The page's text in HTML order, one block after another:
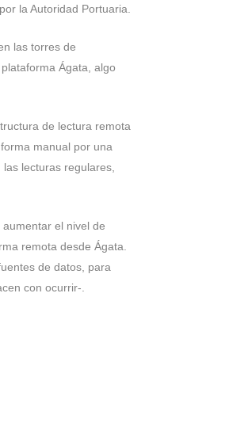
la Autoridad Portuaria.
las torres de
Ágata, algo
de lectura remota
manual por una
lecturas regulares,
el nivel de
remota desde Ágata.
de datos, para
con ocurrir-.